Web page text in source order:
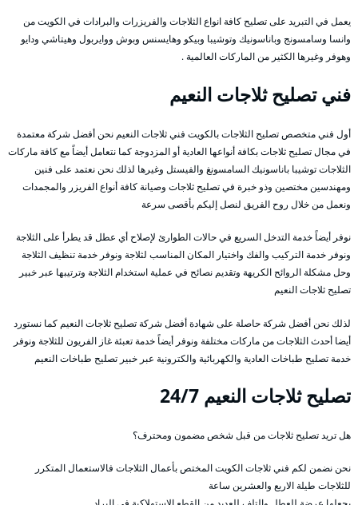
يعمل في التبريد على تصليح كافة انواع الثلاجات والفريزرات والبرادات في الكويت من
وانسا وسامسونج وباناسونيك وتوشيبا وبيكو وهايسنس وبوش ووايربول وهيتاشي ودايو
وهوفر وغيرها الكثير من الماركات العالمية .
فني تصليح ثلاجات النعيم
أول فني متخصص تصليح الثلاجات بالكويت فني ثلاجات النعيم نحن أفضل شركة معتمدة
في مجال تصليح ثلاجات بكافة أنواعها العادية أو المزدوجة كما نتعامل أيضاً مع كافة ماركات
الثلاجات توشيبا باناسونيك السامسونغ والفيستل وغيرها لذلك نحن نعتمد على فنين
ومهندسين مختصين وذو خبرة في تصليح ثلاجات وصيانة كافة أنواع الفريزر والمجمدات
ونعمل من خلال روح الفريق لنصل إليكم بأقصى سرعة
نوفر أيضاً خدمة التدخل السريع في حالات الطوارئ لإصلاح أي عطل قد يطرأ على الثلاجة
ونوفر خدمة التركيب والفك واختيار المكان المناسب لثلاجة ونوفر خدمة تنظيف الثلاجة
وحل مشكلة الروائح الكريهة وتقديم نصائح في عملية استخدام الثلاجة وترتيبها عبر خبير
تصليح ثلاجات النعيم
لذلك نحن أفضل شركة حاصلة على شهادة أفضل شركة تصليح ثلاجات النعيم كما نستورد
أيضا أحدث الثلاجات من ماركات مختلفة ونوفر أيضاً خدمة تعبئة غاز الفريون للثلاجة ونوفر
خدمة تصليح طباخات العادية والكهربائية والكترونية عبر خبير تصليح طباخات النعيم
تصليح ثلاجات النعيم 24/7
هل تريد تصليح ثلاجات من قبل شخص مضمون ومحترف؟
نحن نضمن لكم فني ثلاجات الكويت المختص بأعمال الثلاجات فالاستعمال المتكرر
للثلاجات طيلة الاربع والعشرين ساعة